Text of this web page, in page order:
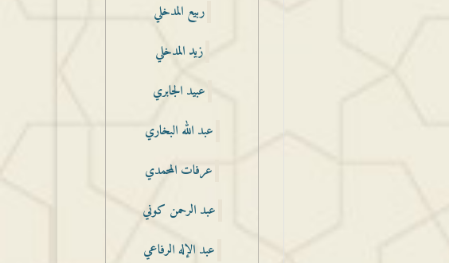
ربيع المدخلي
زيد المدخلي
عبيد الجابري
عبد الله البخاري
عرفات المحمدي
عبد الرحمن كوني
عبد الإله الرفاعي